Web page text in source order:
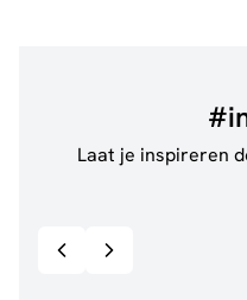
Laat je inspireren